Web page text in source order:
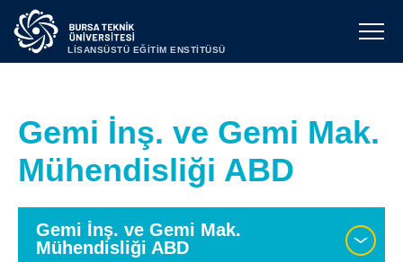
LİSANSÜSTÜ EĞİTİM ENSTİTÜSÜ
Gemi İnş. ve Gemi Mak.
Mühendisliği ABD
Gemi İnş. ve Gemi Mak.
Mühendisliği ABD